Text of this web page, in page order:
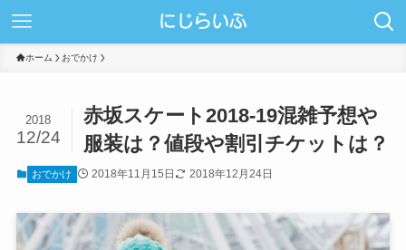
ホーム おでかけ
赤坂スケート2018-19混雑予想や
服装は？値段や割引チケットは？
2018
12/24
おでかけ 2018年11月15日 2018年12月24日